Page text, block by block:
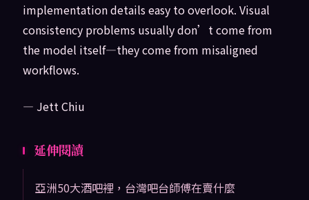
implementation details easy to overlook. Visual
consistency problems usually don’t come from
the model itself—they come from misaligned
workflows.
— Jett Chiu
延伸閱讀
亞洲50大酒吧裡，台灣吧台師傅在賣什麼